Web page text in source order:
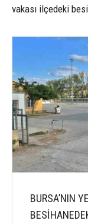
vakası ilçedeki
BURSA’NIN